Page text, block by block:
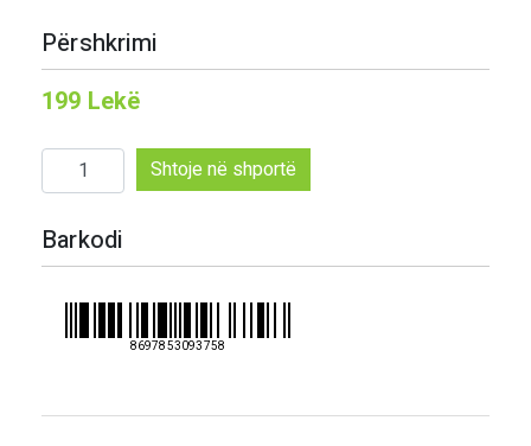
Përshkrimi
199 Lekë
Sasi
Mbajtese
smart
Shtoje në shportë
Barkodi
8697853093758